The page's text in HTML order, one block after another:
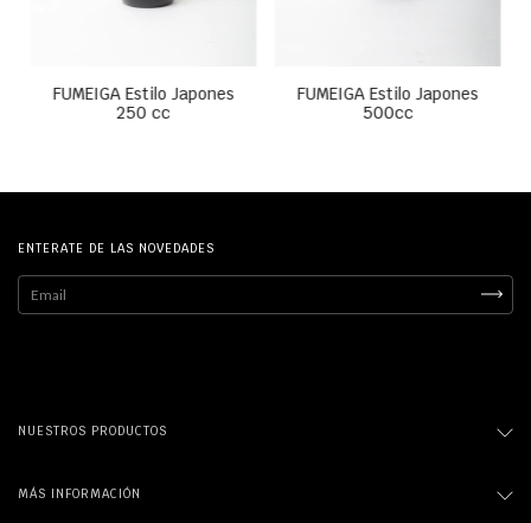
FUMEIGA Estilo Japones
250 cc
FUMEIGA Estilo Japones
500cc
ENTERATE DE LAS NOVEDADES
NUESTROS PRODUCTOS
MÁS INFORMACIÓN